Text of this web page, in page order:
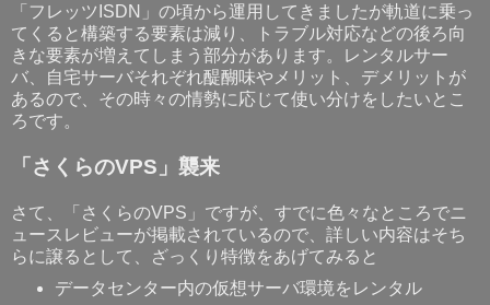
「フレッツISDN」の頃から運用してきましたが軌道に乗っ
てくると構築する要素は減り、トラブル対応などの後ろ向
きな要素が増えてしまう部分があります。レンタルサー
バ、自宅サーバそれぞれ醍醐味やメリット、デメリットが
あるので、その時々の情勢に応じて使い分けをしたいとこ
ろです。
「さくらのVPS」襲来
さて、「さくらのVPS」ですが、すでに色々なところでニ
ュースレビューが掲載されているので、詳しい内容はそち
らに譲るとして、ざっくり特徴をあげてみると
データセンター内の仮想サーバ環境をレンタル